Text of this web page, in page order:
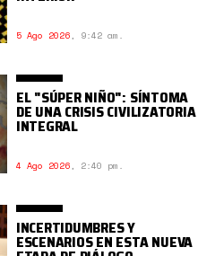
5 Ago 2026, 9:42 am.
EL "SÚPER NIÑO": SÍNTOMA
DE UNA CRISIS CIVILIZATORIA
INTEGRAL
4 Ago 2026, 2:40 pm.
INCERTIDUMBRES Y
ESCENARIOS EN ESTA NUEVA